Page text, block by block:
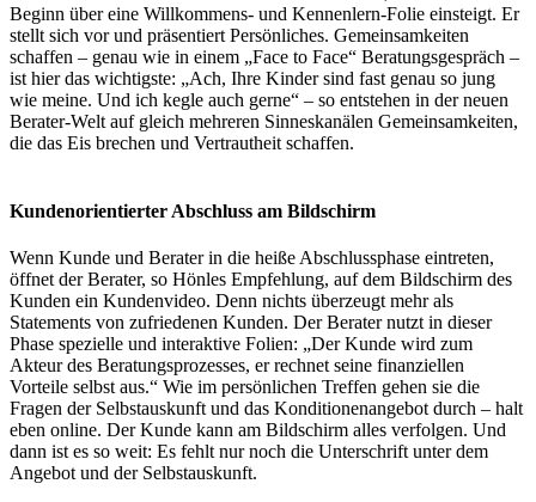
Beginn über eine Willkommens- und Kennenlern-Folie einsteigt. Er
stellt sich vor und präsentiert Persönliches. Gemeinsamkeiten
schaffen – genau wie in einem „Face to Face“ Beratungsgespräch –
ist hier das wichtigste: „Ach, Ihre Kinder sind fast genau so jung
wie meine. Und ich kegle auch gerne“ – so entstehen in der neuen
Berater-Welt auf gleich mehreren Sinneskanälen Gemeinsamkeiten,
die das Eis brechen und Vertrautheit schaffen.
Kundenorientierter Abschluss am Bildschirm
Wenn Kunde und Berater in die heiße Abschlussphase eintreten,
öffnet der Berater, so Hönles Empfehlung, auf dem Bildschirm des
Kunden ein Kundenvideo. Denn nichts überzeugt mehr als
Statements von zufriedenen Kunden. Der Berater nutzt in dieser
Phase spezielle und interaktive Folien: „Der Kunde wird zum
Akteur des Beratungsprozesses, er rechnet seine finanziellen
Vorteile selbst aus.“ Wie im persönlichen Treffen gehen sie die
Fragen der Selbstauskunft und das Konditionenangebot durch – halt
eben online. Der Kunde kann am Bildschirm alles verfolgen. Und
dann ist es so weit: Es fehlt nur noch die Unterschrift unter dem
Angebot und der Selbstauskunft.